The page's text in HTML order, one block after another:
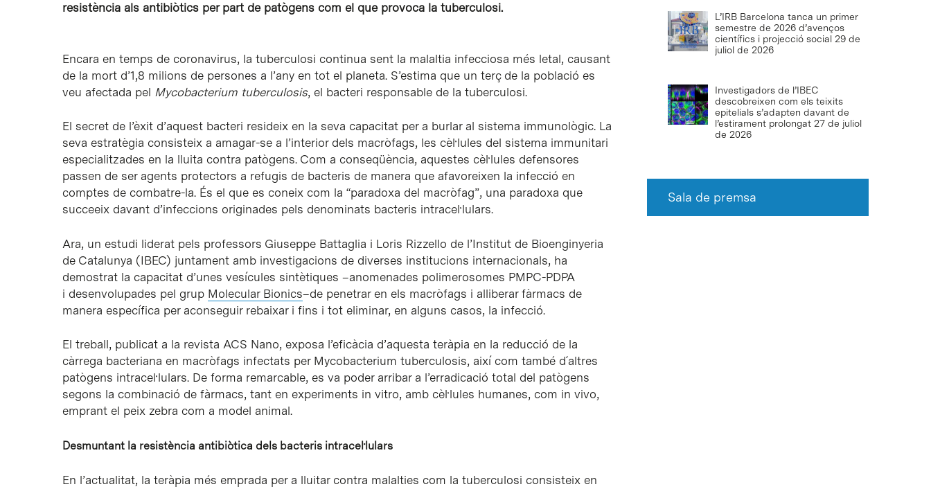
resistència als antibiòtics per part de patògens com el que provoca la tuberculosi.
Encara en temps de coronavirus, la tuberculosi continua sent la malaltia infecciosa més letal, causant
de la mort d’1,8 milions de persones a l’any en tot el planeta. S’estima que un terç de la població es
veu afectada pel Mycobacterium tuberculosis, el bacteri responsable de la tuberculosi.
El secret de l’èxit d’aquest bacteri resideix en la seva capacitat per a burlar al sistema immunològic. La
seva estratègia consisteix a amagar-se a l’interior dels macròfags, les cèl·lules del sistema immunitari
especialitzades en la lluita contra patògens. Com a conseqüència, aquestes cèl·lules defensores
passen de ser agents protectors a refugis de bacteris de manera que afavoreixen la infecció en
comptes de combatre-la. És el que es coneix com la “paradoxa del macròfag”, una paradoxa que
succeeix davant d’infeccions originades pels denominats bacteris intracel·lulars.
Ara, un estudi liderat pels professors Giuseppe Battaglia i Loris Rizzello de l’Institut de Bioenginyeria
de Catalunya (IBEC) juntament amb investigacions de diverses institucions internacionals, ha
demostrat la capacitat d’unes vesícules sintètiques –anomenades polimerosomes PMPC-PDPA
i desenvolupades pel grup Molecular Bionics–de penetrar en els macròfags i alliberar fàrmacs de
manera específica per aconseguir rebaixar i fins i tot eliminar, en alguns casos, la infecció.
El treball, publicat a la revista ACS Nano, exposa l’eficàcia d’aquesta teràpia en la reducció de la
càrrega bacteriana en macròfags infectats per Mycobacterium tuberculosis, així com també d´altres
patògens intracel·lulars. De forma remarcable, es va poder arribar a l’erradicació total del patògens
segons la combinació de fàrmacs, tant en experiments in vitro, amb cèl·lules humanes, com in vivo,
emprant el peix zebra com a model animal.
Desmuntant la resistència antibiòtica dels bacteris intracel·lulars
En l’actualitat, la teràpia més emprada per a lluitar contra malalties com la tuberculosi consisteix en
L’IRB Barcelona tanca un primer
semestre de 2026 d’avenços
científics i projecció social 29 de
juliol de 2026
Investigadors de l’IBEC
descobreixen com els teixits
epitelials s’adapten davant de
l’estirament prolongat 27 de juliol
de 2026
Sala de premsa